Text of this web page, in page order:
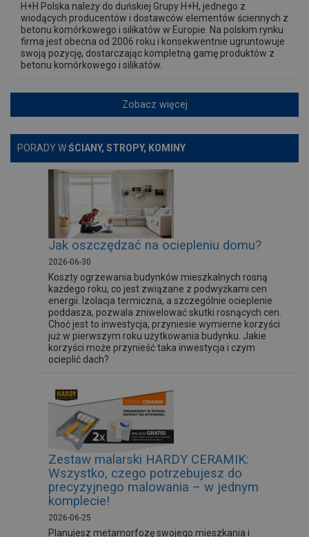
H+H Polska należy do duńskiej Grupy H+H, jednego z
wiodących producentów i dostawców elementów ściennych z
betonu komórkowego i silikatów w Europie. Na polskim rynku
firma jest obecna od 2006 roku i konsekwentnie ugruntowuje
swoją pozycję, dostarczając kompletną gamę produktów z
betonu komórkowego i silikatów.
Zobacz więcej
PORADY WŚCIANY, STROPY, KOMINY
Jak oszczędzać na ociepleniu domu?
2026-06-30
Koszty ogrzewania budynków mieszkalnych rosną
każdego roku, co jest związane z podwyżkami cen
energii. Izolacja termiczna, a szczególnie ocieplenie
poddasza, pozwala zniwelować skutki rosnących cen.
Choć jest to inwestycja, przyniesie wymierne korzyści
już w pierwszym roku użytkowania budynku. Jakie
korzyści może przynieść taka inwestycja i czym
ocieplić dach?
Zestaw malarski HARDY CERAMIK:
Wszystko, czego potrzebujesz do
precyzyjnego malowania – w jednym
komplecie!
2026-06-25
Planujesz metamorfozę swojego mieszkania i